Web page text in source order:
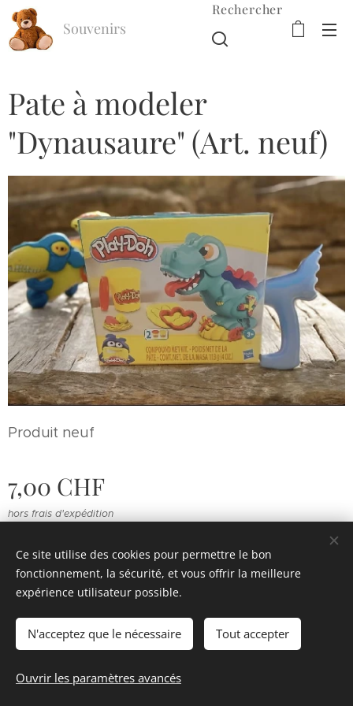
Souvenirs
Rechercher
Pate à modeler
"Dynausaure" (Art. neuf)
Produit neuf
7,00 CHF
hors frais d'expédition
Épuisé
Ce site utilise des cookies pour permettre le bon
fonctionnement, la sécurité, et vous offrir la meilleure
expérience utilisateur possible.
N'acceptez que le nécessaire Tout accepter
Ouvrir les paramètres avancés